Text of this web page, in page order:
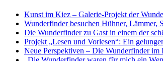
Kunst im Kiez – Galerie-Projekt der
Wunderfinder besuchen Hühner, Lämmer,
Die Wunderfinder zu Gast in einem der
Projekt „Lesen und Vorlesen“: Ein
Neue Perspektiven – Die Wunderfinder im